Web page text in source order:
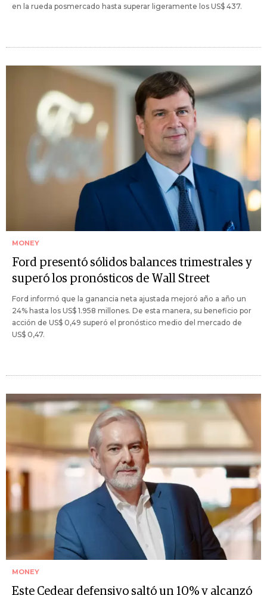
en la rueda posmercado hasta superar ligeramente los US$ 437.
MONEY
Ford presentó sólidos balances trimestrales y
superó los pronósticos de Wall Street
Ford informó que la ganancia neta ajustada mejoró año a año un
24% hasta los US$ 1.958 millones. De esta manera, su beneficio por
acción de US$ 0,49 superó el pronóstico medio del mercado de
US$ 0,47.
MONEY
Este Cedear defensivo saltó un 10% y alcanzó